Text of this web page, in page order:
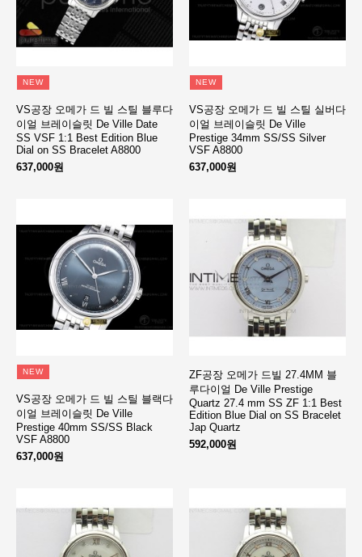
NEW
VS공장 오메가 드 빌 스틸 블루다
이얼 브레이슬릿 De Ville Date
SS VSF 1:1 Best Edition Blue
Dial on SS Bracelet A8800
637,000원
NEW
VS공장 오메가 드 빌 스틸 실버다
이얼 브레이슬릿 De Ville
Prestige 34mm SS/SS Silver
VSF A8800
637,000원
NEW
VS공장 오메가 드 빌 스틸 블랙다
이얼 브레이슬릿 De Ville
Prestige 40mm SS/SS Black
VSF A8800
637,000원
ZF공장 오메가 드빌 27.4MM 블
루다이얼 De Ville Prestige
Quartz 27.4 mm SS ZF 1:1 Best
Edition Blue Dial on SS Bracelet
Jap Quartz
592,000원